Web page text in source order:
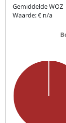
Gemiddelde WOZ
Waarde: € n/a